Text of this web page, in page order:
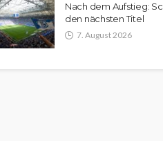
Nach dem Aufstieg:
den nächsten Titel
7. August 2026